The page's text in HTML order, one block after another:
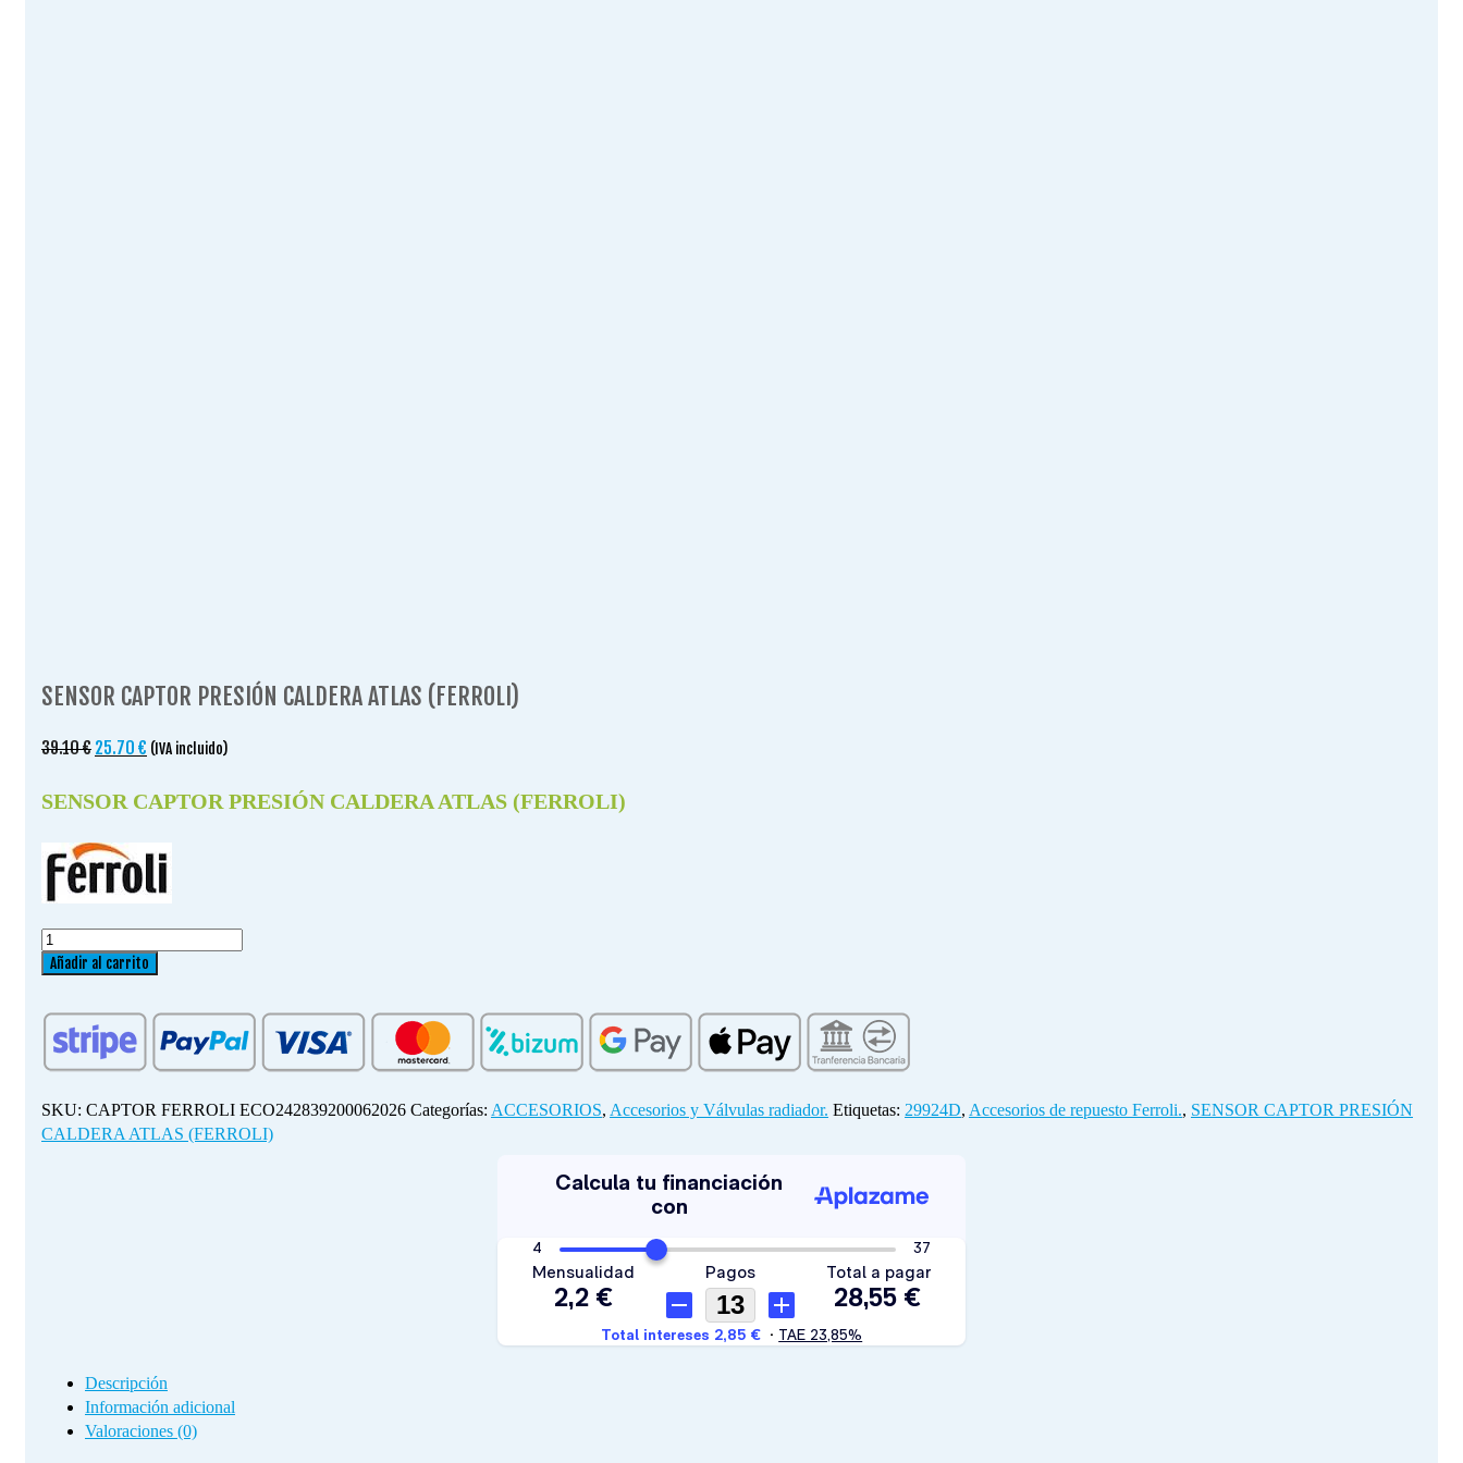
SENSOR CAPTOR PRESIÓN CALDERA ATLAS (FERROLI)
39.10€ El
original
39.10 €.
25.70 € El
actual
(IVA incluido)
SENSOR CAPTOR PRESIÓN CALDERA ATLAS (FERROLI)
SENSOR
CAPTOR
CALDERA
ATLAS
(FERROLI)
Añadir al carrito
SKU: CAPTOR FERROLI ECO242839200062026 Categorías: ACCESORIOS, Accesorios y Válvulas radiador. Etiquetas: 29924D, Accesorios de repuesto Ferroli., SENSOR CAPTOR PRESIÓN
CALDERA ATLAS (FERROLI)
Descripción
Información adicional
Valoraciones (0)